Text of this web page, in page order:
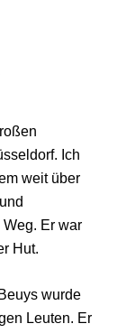
Ich
weit über
Er war
Hut.
wurde
Leuten. Er